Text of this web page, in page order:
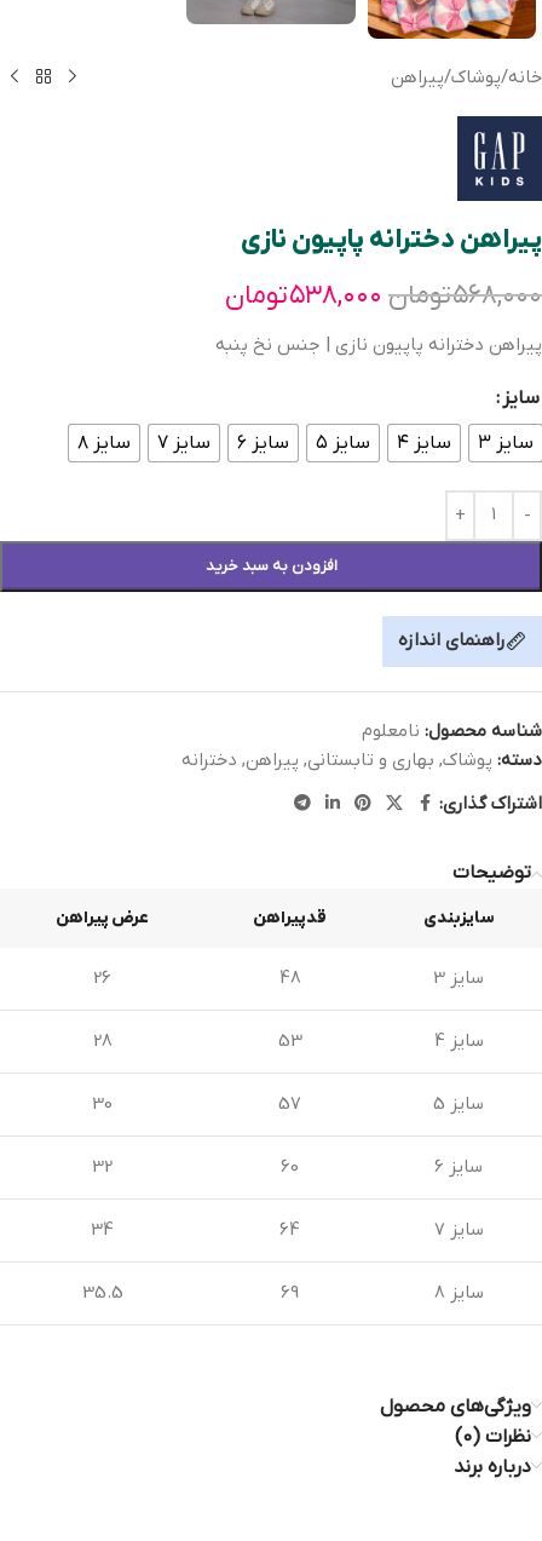
خانه/پوشاک/پیراهن
پیراهن دخترانه پاپیون نازی
۵۶۸,۰۰۰تومان ۵۳۸,۰۰۰تومان
پیراهن دخترانه پاپیون نازی | جنس نخ پنبه
سایز
سایز ۳
سایز ۴ سایز ۵ سایز ۶ سایز ۷ سایز ۸
افزودن به سبد خرید
راهنمای اندازه
شناسه محصول: نامعلوم
دسته: پوشاک, بهاری و تابستانی, پیراهن, دخترانه
اشتراک گذاری:
توضیحات
سایزبندی قدپیراهن عرض پیراهن
سایز 3 48
26
سایز 4 53
28
سایز 5 57
30
سایز 6 60
32
سایز 7 64
34
سایز 8 69
35.5
ویژگی‌های محصول
نظرات (0)
درباره برند